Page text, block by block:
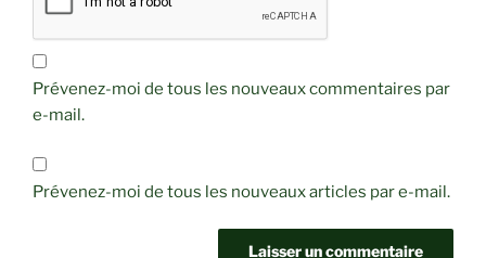
Prévenez-moi de tous les nouveaux commentaires par
e-mail.
Prévenez-moi de tous les nouveaux articles par e-mail.